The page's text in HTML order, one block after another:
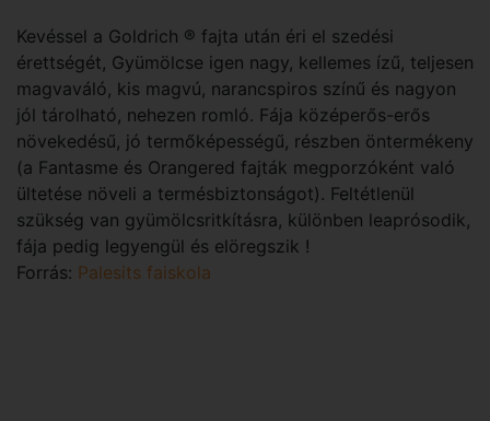
Kevéssel a Goldrich ® fajta után éri el szedési
érettségét, Gyümölcse igen nagy, kellemes ízű, teljesen
magvaváló, kis magvú, narancspiros színű és nagyon
jól tárolható, nehezen romló. Fája középerős-erős
növekedésű, jó termőképességű, részben öntermékeny
(a Fantasme és Orangered fajták megporzóként való
ültetése növeli a termésbiztonságot). Feltétlenül
szükség van gyümölcsritkításra, különben leaprósodik,
fája pedig legyengül és elöregszik !
Forrás: Palesits faiskola